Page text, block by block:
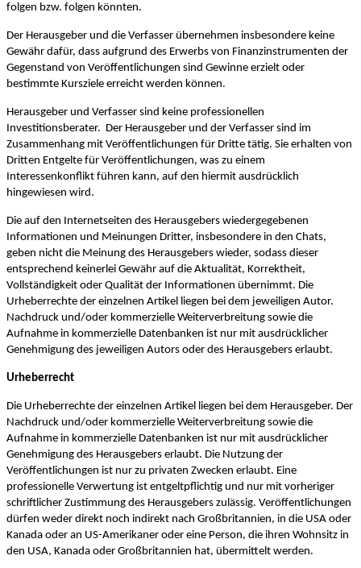
folgen bzw. folgen könnten.
Der Herausgeber und die Verfasser übernehmen insbesondere keine
Gewähr dafür, dass aufgrund des Erwerbs von Finanzinstrumenten der
Gegenstand von Veröffentlichungen sind Gewinne erzielt oder
bestimmte Kursziele erreicht werden können.
Herausgeber und Verfasser sind keine professionellen
Investitionsberater. Der Herausgeber und der Verfasser sind im
Zusammenhang mit Veröffentlichungen für Dritte tätig. Sie erhalten von
Dritten Entgelte für Veröffentlichungen, was zu einem
Interessenkonflikt führen kann, auf den hiermit ausdrücklich
hingewiesen wird.
Die auf den Internetseiten des Herausgebers wiedergegebenen
Informationen und Meinungen Dritter, insbesondere in den Chats,
geben nicht die Meinung des Herausgebers wieder, sodass dieser
entsprechend keinerlei Gewähr auf die Aktualität, Korrektheit,
Vollständigkeit oder Qualität der Informationen übernimmt. Die
Urheberrechte der einzelnen Artikel liegen bei dem jeweiligen Autor.
Nachdruck und/oder kommerzielle Weiterverbreitung sowie die
Aufnahme in kommerzielle Datenbanken ist nur mit ausdrücklicher
Genehmigung des jeweiligen Autors oder des Herausgebers erlaubt.
Urheberrecht
Die Urheberrechte der einzelnen Artikel liegen bei dem Herausgeber. Der
Nachdruck und/oder kommerzielle Weiterverbreitung sowie die
Aufnahme in kommerzielle Datenbanken ist nur mit ausdrücklicher
Genehmigung des Herausgebers erlaubt. Die Nutzung der
Veröffentlichungen ist nur zu privaten Zwecken erlaubt. Eine
professionelle Verwertung ist entgeltpflichtig und nur mit vorheriger
schriftlicher Zustimmung des Herausgebers zulässig. Veröffentlichungen
dürfen weder direkt noch indirekt nach Großbritannien, in die USA oder
Kanada oder an US-Amerikaner oder eine Person, die ihren Wohnsitz in
den USA, Kanada oder Großbritannien hat, übermittelt werden.